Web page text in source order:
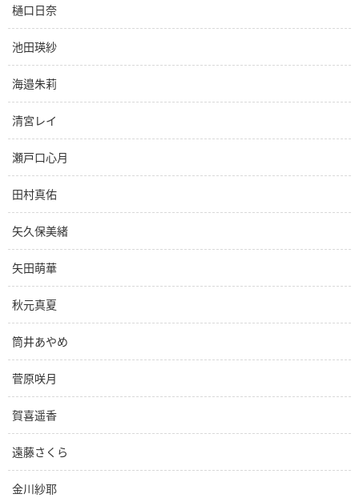
樋口日奈
池田瑛紗
海邉朱莉
清宮レイ
瀬戸口心月
田村真佑
矢久保美緒
矢田萌華
秋元真夏
筒井あやめ
菅原咲月
賀喜遥香
遠藤さくら
金川紗耶